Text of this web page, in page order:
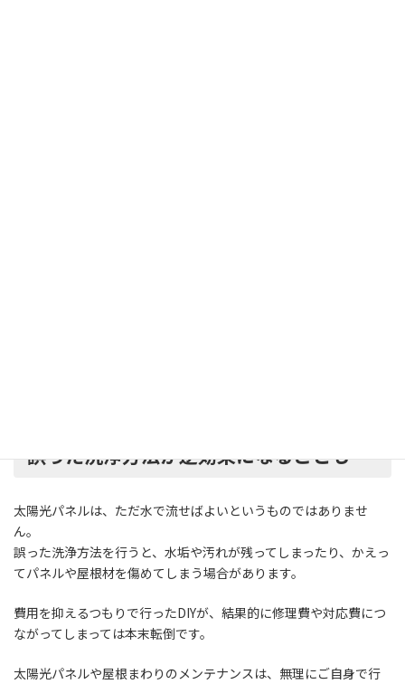
誤った洗浄方法が逆効果になることも
太陽光パネルは、ただ水で流せばよいというものではありませ
ん。
誤った洗浄方法を行うと、水垢や汚れが残ってしまったり、かえっ
てパネルや屋根材を傷めてしまう場合があります。
費用を抑えるつもりで行ったDIYが、結果的に修理費や対応費につ
ながってしまっては本末転倒です。
太陽光パネルや屋根まわりのメンテナンスは、無理にご自身で行